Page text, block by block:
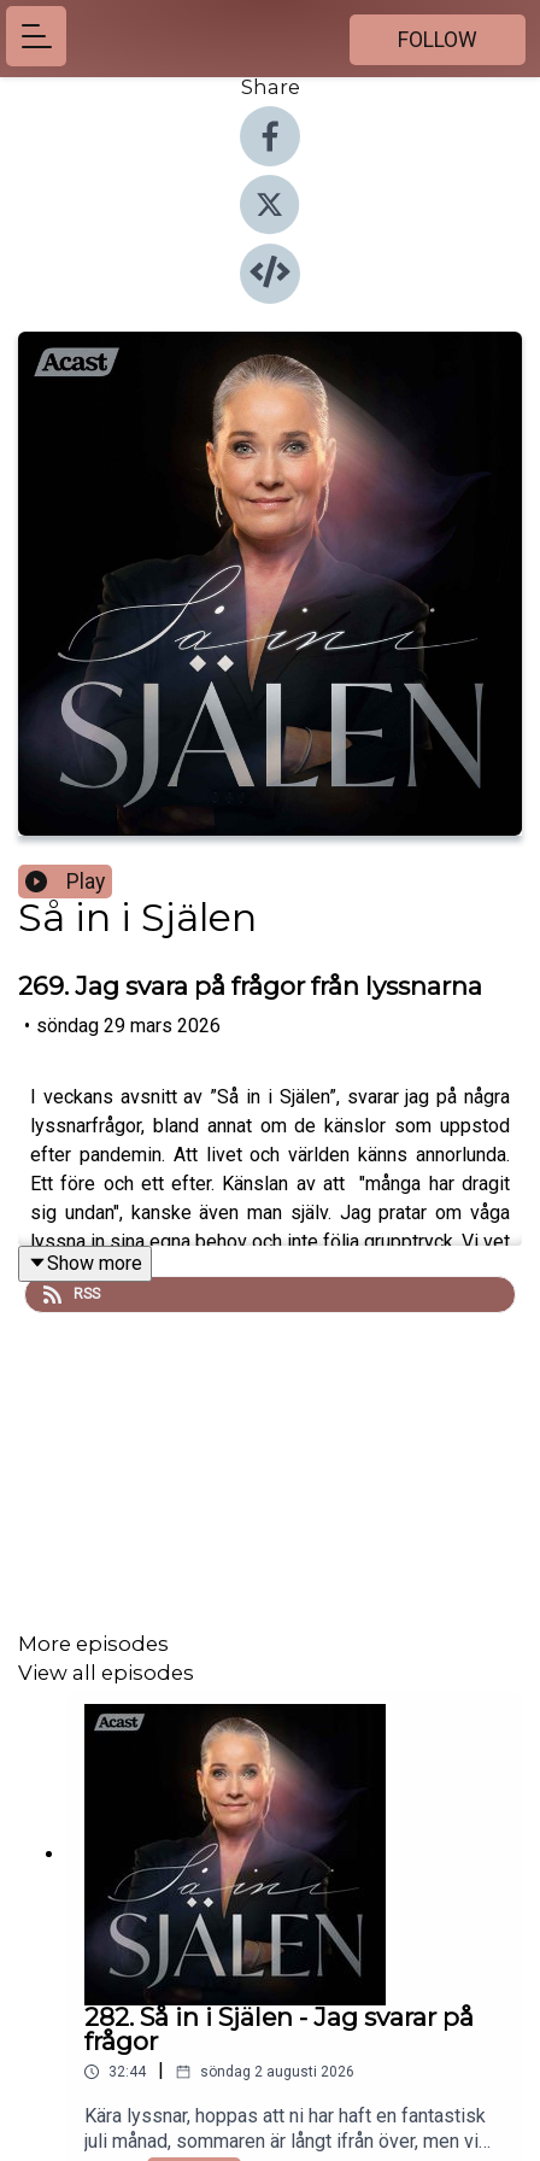
FOLLOW
Share
Play
Så in i Själen
269. Jag svara på frågor från lyssnarna
• söndag 29 mars 2026
I veckans avsnitt av ”Så in i Själen”, svarar jag på några
lyssnarfrågor, bland annat om de känslor som uppstod
efter pandemin. Att livet och världen känns annorlunda.
Ett före och ett efter. Känslan av att "många har dragit
sig undan", kanske även man själv. Jag pratar om våga
lyssna in sina egna behov och inte följa grupptryck. Vi vet
alla själva vad som är bäst för oss, viktigt att respektera
det.
Få reklamfria avsnitt tidigare på Supercast:
https://sainisjalen.supercast.com
Producerat av Silverdrake Förlag
www.silverdrakeforlag.se
Redaktör: Marcus Tigerdraake
marcus@silverdrakeforlag.se
victoria.tigerdraake@gmail.com
Show more
RSS
More episodes
View all episodes
282. Så in i Själen - Jag svarar på
frågor
32:44 söndag 2 augusti 2026
Kära lyssnar, hoppas att ni har haft en fantastisk
juli månad, sommaren är långt ifrån över, men vi